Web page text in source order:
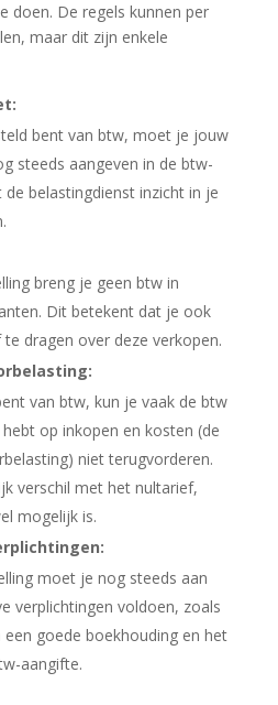
doen. De regels kunnen per
maar dit zijn enkele
bent van btw, moet je jouw
steeds aangeven in de btw-
belastingdienst inzicht in je
breng je geen btw in
Dit betekent dat je ook
dragen over deze verkopen.
van btw, kun je vaak de btw
op inkopen en kosten (de
niet terugvorderen.
verschil met het nultarief,
mogelijk is.
moet je nog steeds aan
verplichtingen voldoen, zoals
goede boekhouding en het
aangifte.